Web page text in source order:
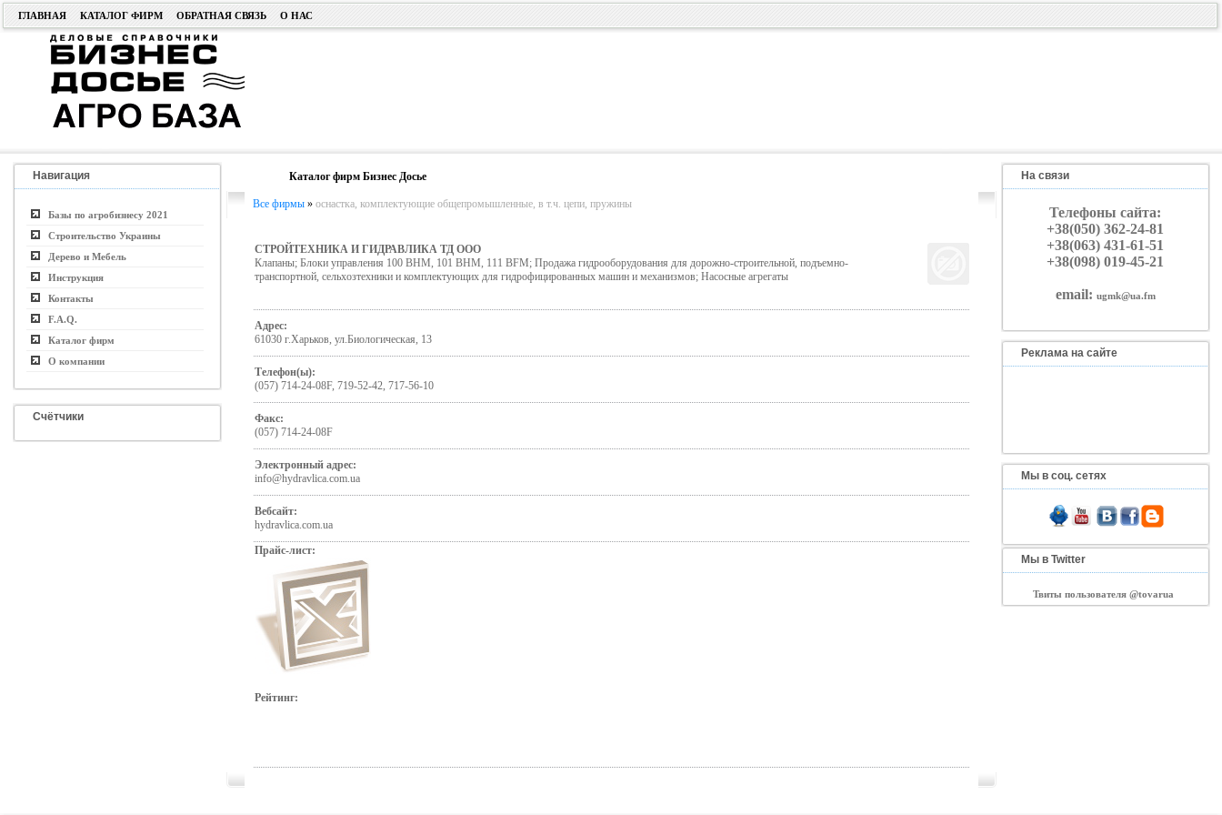
ГЛАВНАЯ КАТАЛОГ ФИРМ ОБРАТНАЯ СВЯЗЬ О НАС
Навигация
Базы по агробизнесу 2021
Строительство Украины
Дерево и Мебель
Инструкция
Контакты
F.A.Q.
Каталог фирм
О компании
Счётчики
Каталог фирм Бизнес Досье
Все фирмы» оснастка, комплектующие общепромышленные, в т.ч. цепи, пружины
СТРОЙТЕХНИКА И ГИДРАВЛИКА ТД ООО
Клапаны; Блоки управления 100 ВНМ, 101 BHM, 111 BFM; Продажа гидрооборудования для дорожно-строительной, подъемно-
транспортной, сельхозтехники и комплектующих для гидрофицированных машин и механизмов; Насосные агрегаты
Адрес:
61030 г.Харьков, ул.Биологическая, 13
Телефон(ы):
(057) 714-24-08F, 719-52-42, 717-56-10
Факс:
(057) 714-24-08F
Электронный адрес:
info@hydravlica.com.ua
Вебсайт:
hydravlica.com.ua
Прайс-лист:
Рейтинг:
На связи
Телефоны сайта:
+38(050) 362-24-81
+38(063) 431-61-51
+38(098) 019-45-21
email: ugmk@ua.fm
Реклама на сайте
Мы в соц. сетях
Мы в Twitter
Твиты пользователя @tovarua